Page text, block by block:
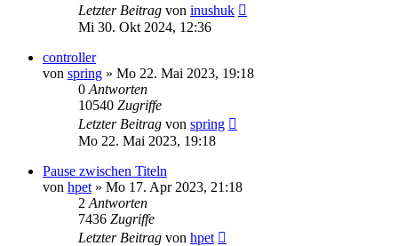
Letzter Beitrag von inushuk
Mi 30. Okt 2024, 12:36
controller
von spring » Mo 22. Mai 2023, 19:18
0 Antworten
10540 Zugriffe
Letzter Beitrag von spring
Mo 22. Mai 2023, 19:18
Pause zwischen Titeln
von hpet » Mo 17. Apr 2023, 21:18
2 Antworten
7436 Zugriffe
Letzter Beitrag von hpet